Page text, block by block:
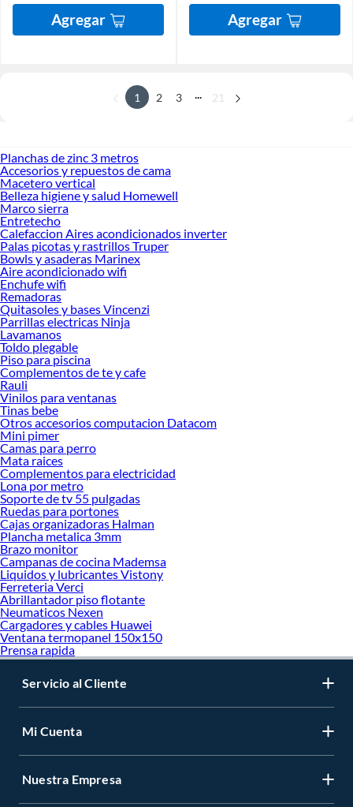
Agregar Agregar
1 2 3 21
Planchas de zinc 3 metros
Accesorios y repuestos de cama
Macetero vertical
Belleza higiene y salud Homewell
Marco sierra
Entretecho
Calefaccion Aires acondicionados inverter
Palas picotas y rastrillos Truper
Bowls y asaderas Marinex
Aire acondicionado wifi
Enchufe wifi
Remadoras
Quitasoles y bases Vincenzi
Parrillas electricas Ninja
Lavamanos
Toldo plegable
Piso para piscina
Complementos de te y cafe
Rauli
Vinilos para ventanas
Tinas bebe
Otros accesorios computacion Datacom
Mini pimer
Camas para perro
Mata raices
Complementos para electricidad
Lona por metro
Soporte de tv 55 pulgadas
Ruedas para portones
Cajas organizadoras Halman
Plancha metalica 3mm
Brazo monitor
Campanas de cocina Mademsa
Liquidos y lubricantes Vistony
Ferreteria Verci
Abrillantador piso flotante
Neumaticos Nexen
Cargadores y cables Huawei
Ventana termopanel 150x150
Prensa rapida
Servicio al Cliente
Mi Cuenta
Nuestra Empresa